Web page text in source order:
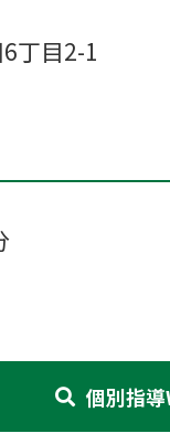
丁目2-1
個別指